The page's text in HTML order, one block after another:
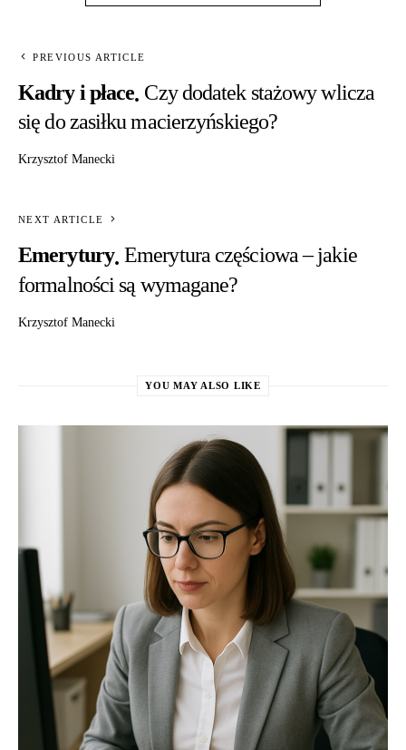
PREVIOUS ARTICLE
Kadry i płace Czy dodatek stażowy wlicza
się do zasiłku macierzyńskiego?
Krzysztof Manecki
NEXT ARTICLE
Emerytury Emerytura częściowa – jakie
formalności są wymagane?
Krzysztof Manecki
YOU MAY ALSO LIKE